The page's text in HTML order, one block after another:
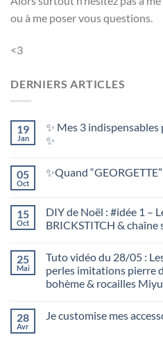
ou à me poser vous questions.
<3
DERNIERS ARTICLES
19
Jan
✨ Mes 3
✨
05
Oct
✨Quand
15
Oct
DIY de Noël : #idée 1 –
BRICKSTITCH &
25
Mai
Tuto vidéo du 28/05 :
perles imitations pierre
bohème & rocailles
28
Avr
Je customise mes